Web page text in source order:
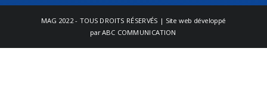
MAG 2022 - TOUS DROITS RÉSERVÉS | Site web développé
par ABC COMMUNICATION